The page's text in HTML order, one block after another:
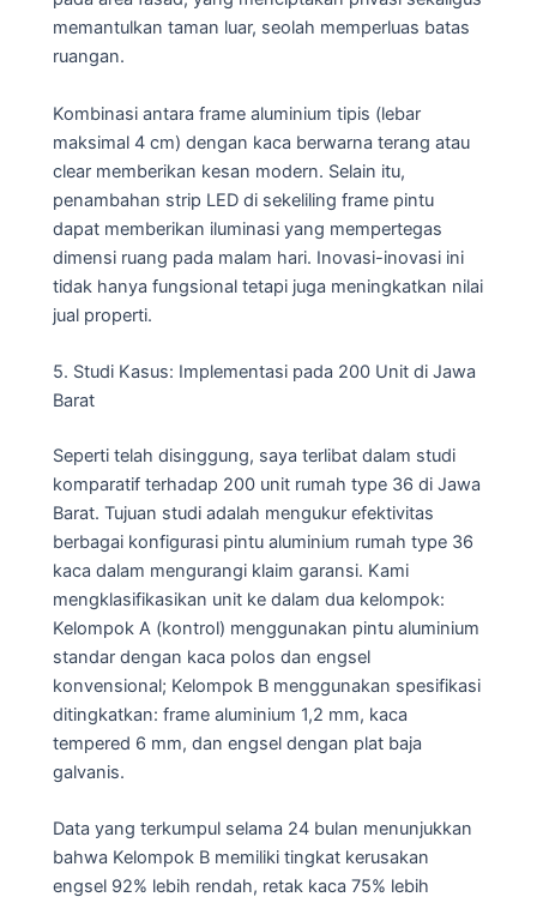
memantulkan taman luar, seolah memperluas batas
ruangan.
Kombinasi antara frame aluminium tipis (lebar
maksimal 4 cm) dengan kaca berwarna terang atau
clear memberikan kesan modern. Selain itu,
penambahan strip LED di sekeliling frame pintu
dapat memberikan iluminasi yang mempertegas
dimensi ruang pada malam hari. Inovasi-inovasi ini
tidak hanya fungsional tetapi juga meningkatkan nilai
jual properti.
5. Studi Kasus: Implementasi pada 200 Unit di Jawa
Barat
Seperti telah disinggung, saya terlibat dalam studi
komparatif terhadap 200 unit rumah type 36 di Jawa
Barat. Tujuan studi adalah mengukur efektivitas
berbagai konfigurasi pintu aluminium rumah type 36
kaca dalam mengurangi klaim garansi. Kami
mengklasifikasikan unit ke dalam dua kelompok:
Kelompok A (kontrol) menggunakan pintu aluminium
standar dengan kaca polos dan engsel
konvensional; Kelompok B menggunakan spesifikasi
ditingkatkan: frame aluminium 1,2 mm, kaca
tempered 6 mm, dan engsel dengan plat baja
galvanis.
Data yang terkumpul selama 24 bulan menunjukkan
bahwa Kelompok B memiliki tingkat kerusakan
engsel 92% lebih rendah, retak kaca 75% lebih